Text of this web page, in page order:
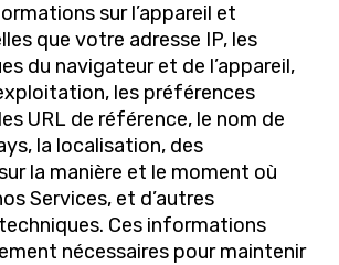
sur l’appareil et
que votre adresse IP, les
du navigateur et de l’appareil,
les préférences
URL de référence, le nom de
la localisation, des
la manière et le moment où
Services, et d’autres
Ces informations
nécessaires pour maintenir